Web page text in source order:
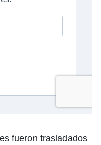
fueron trasladados